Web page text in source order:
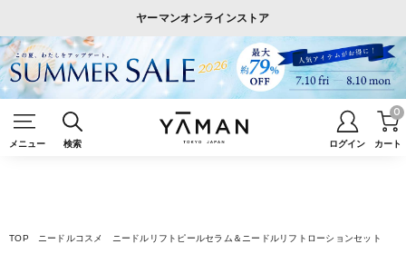
ヤーマンオンラインストア
メニュー 検索 ログイン カート
0
TOP ニードルコスメ ニードルリフトピールセラム＆ニードルリフトローションセット